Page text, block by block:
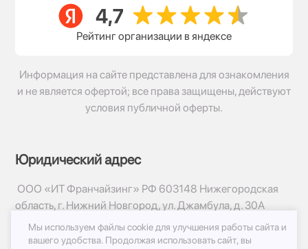
Рейтинг организации в яндексе
Информация на сайте представлена для ознакомления
и не является офертой; все права защищены, действуют
условия публичной оферты.
Юридический адрес
ООО «ИТ Франчайзинг» РФ 603148 Нижегородская
область, г. Нижний Новгород, ул. Джамбула, д. 30А
© 2017-2026г, База Цветов 24.ру
Мы используем файлы cookie для улучшения работы сайта и
вашего удобства. Продолжая использовать сайт, вы